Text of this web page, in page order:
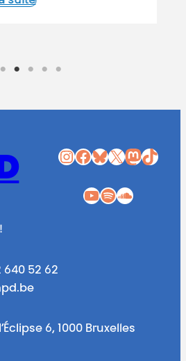
InstagramFacebook Bluesky X Mastodon TikTok
YouTube Spotify SoundCloud
!
640 52 62
6, 1000 Bruxelles